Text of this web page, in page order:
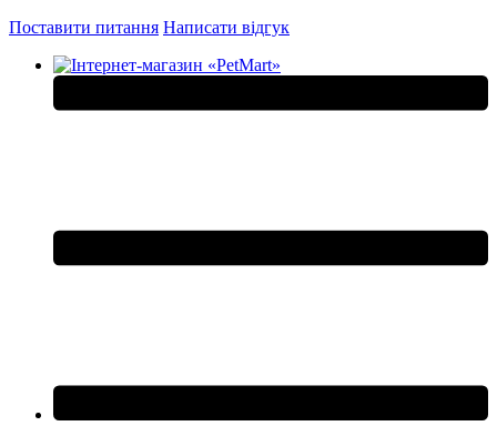
Поставити питання Написати відгук